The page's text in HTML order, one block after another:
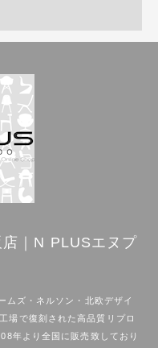
｜N PLUSエヌプ
ムズ・ネルソン・北欧デザイ
場で復刻された高品質リプロ
年より全国に販売致しており